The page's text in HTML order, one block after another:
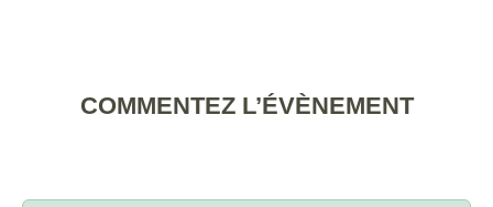
COMMENTEZ L’ÉVÈNEMENT